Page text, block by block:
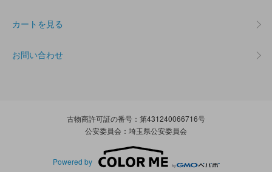
カートを見る
お問い合わせ
古物商許可証の番号：第431240066716号
公安委員会：埼玉県公安委員会
Powered by